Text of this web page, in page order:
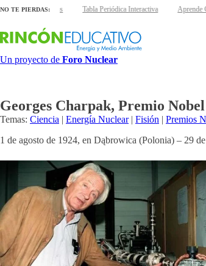
NO TE PIERDAS:
interactivas Tabla Periódica Interactiva Aprende
Un proyecto de Foro Nuclear
Georges Charpak, Premio
Temas: Ciencia | Energía Nuclear| Fisión | Premios
1 de agosto de 1924, en Dąbrowica (Polonia) – 29